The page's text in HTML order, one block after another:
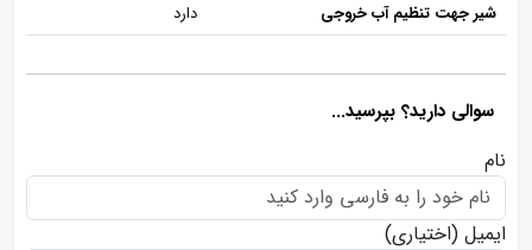
شیر جهت تنظیم آب خروجی
دارد
سوالی دارید؟ بپرسید...
نام
ایمیل (اختیاری)